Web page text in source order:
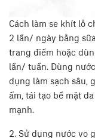
Cách làm se khít lỗ
2 lần/ ngày bằng
trang điểm hoặc
lần/ tuần. Dùng
dụng làm sạch sâu,
ẩm, tái tạo bề mặt
mạnh.
2. Sử dụng nước vo